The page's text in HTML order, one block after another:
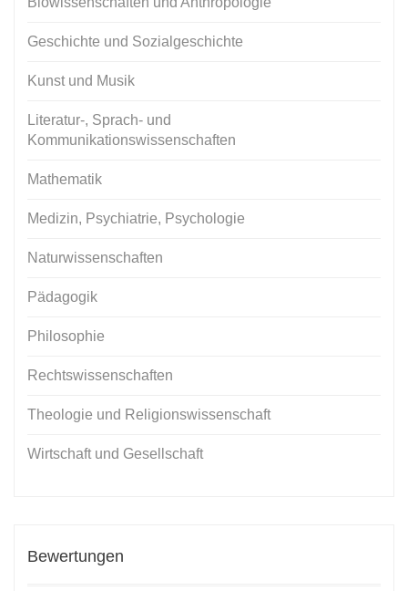
Geschichte und Sozialgeschichte
Kunst und Musik
Literatur-, Sprach- und
Kommunikationswissenschaften
Mathematik
Medizin, Psychiatrie, Psychologie
Naturwissenschaften
Pädagogik
Philosophie
Rechtswissenschaften
Theologie und Religionswissenschaft
Wirtschaft und Gesellschaft
Bewertungen